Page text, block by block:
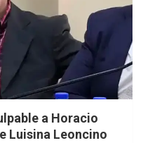
a Horacio
Luisina Leoncino